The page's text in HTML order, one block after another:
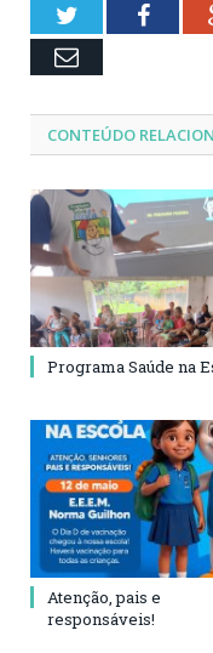
Twitter
Email
CONTEÚDO
Programa Saúde na
Atenção, pais e
responsáveis!